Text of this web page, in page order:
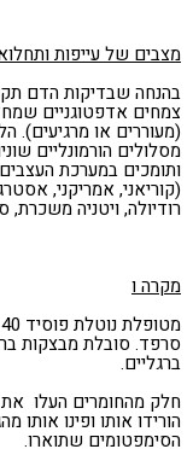
מצבים של עייפות
בהנחה שבדיקות הדם
צמחים אדפטוגניים
(מעוררים או מרגיעים).
מסלולים הורמונליים
ותומכים במערכת
(קוריאני, אמריקני,
רודיולה, ויטניה
מקרה ו
סרפד. סובלת מבצקות
ברגליים.
חלק מהחומרים העלו
הורידו אותו ופינו אותו
הסימפטומים שתוארו.